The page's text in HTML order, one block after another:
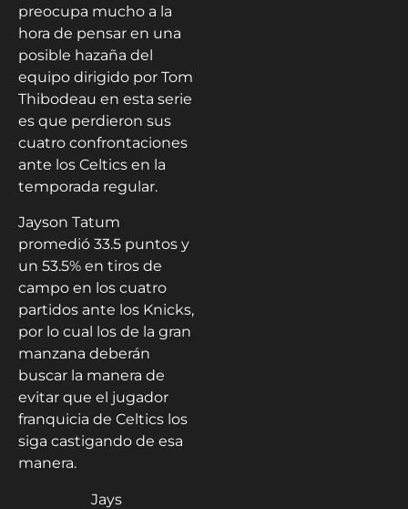
preocupa mucho a la
hora de pensar en una
posible hazaña del
equipo dirigido por Tom
Thibodeau en esta serie
es que perdieron sus
cuatro confrontaciones
ante los Celtics en la
temporada regular.
Jayson Tatum
promedió 33.5 puntos y
un 53.5% en tiros de
campo en los cuatro
partidos ante los Knicks,
por lo cual los de la gran
manzana deberán
buscar la manera de
evitar que el jugador
franquicia de Celtics los
siga castigando de esa
manera.
Jays